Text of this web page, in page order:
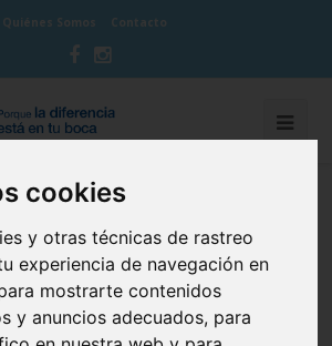
cookies
y otras técnicas de rastreo
experiencia de navegación en
mostrarte contenidos
y anuncios adecuados, para
Quiénes Somos Contacto
CUIDA TU BOCA